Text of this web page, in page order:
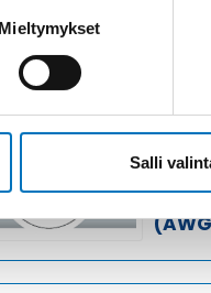
Mieltymykset
Salli
kaapelin eri versiot
C-